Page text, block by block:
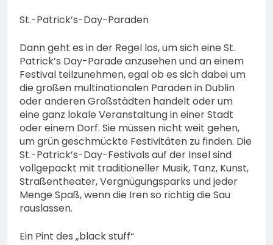
St.-Patrick’s-Day-Paraden
Dann geht es in der Regel los, um sich eine St.
Patrick’s Day-Parade anzusehen und an einem
Festival teilzunehmen, egal ob es sich dabei um
die großen multinationalen Paraden in Dublin
oder anderen Großstädten handelt oder um
eine ganz lokale Veranstaltung in einer Stadt
oder einem Dorf. Sie müssen nicht weit gehen,
um grün geschmückte Festivitäten zu finden. Die
St.-Patrick’s-Day-Festivals auf der Insel sind
vollgepackt mit traditioneller Musik, Tanz, Kunst,
Straßentheater, Vergnügungsparks und jeder
Menge Spaß, wenn die Iren so richtig die Sau
rauslassen.
Ein Pint des „black stuff“